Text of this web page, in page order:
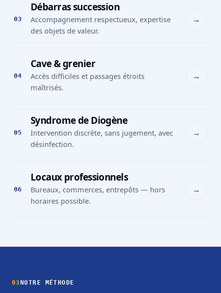
03
Débarras succession
Accompagnement respectueux, expertise
des objets de valeur.
→
04
Cave & grenier
Accès difficiles et passages étroits
maîtrisés.
→
05
Syndrome de Diogène
Intervention discrète, sans jugement, avec
désinfection.
→
06
Locaux professionnels
Bureaux, commerces, entrepôts — hors
horaires possible.
→
03 NOTRE MÉTHODE